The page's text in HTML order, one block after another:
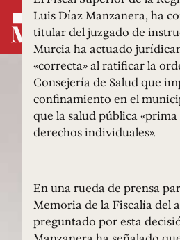
Luis Díaz Manzanera, ha
titular del juzgado de
Murcia ha actuado
«correcta» al ratificar la
Consejería de Salud que
confinamiento en el
que la salud pública
derechos individuales».
En una rueda de prensa
Memoria de la Fiscalía del
preguntado por esta